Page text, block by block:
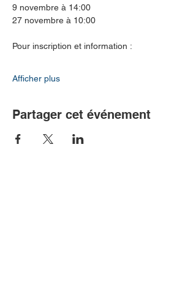
9 novembre à 14:00
27 novembre à 10:00
Pour inscription et information :
Afficher plus
Partager cet événement